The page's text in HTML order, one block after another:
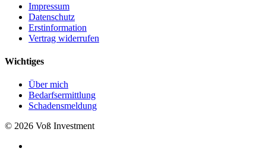
Impressum
Datenschutz
Erstinformation
Vertrag widerrufen
Wichtiges
Über mich
Bedarfsermittlung
Schadensmeldung
© 2026 Voß Investment